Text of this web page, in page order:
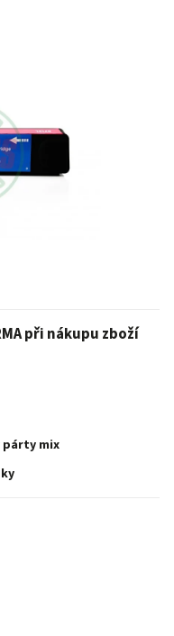
při nákupu zboží
párty mix